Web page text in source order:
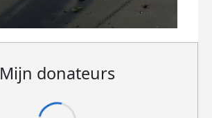
Mijn donateurs